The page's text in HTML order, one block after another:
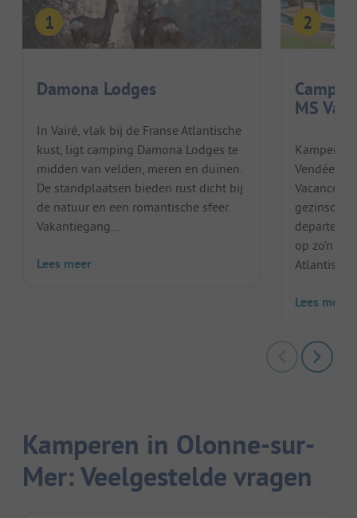
Damona Lodges
In Vairé, vlak bij de Franse Atlantische
kust, ligt camping Damona Lodges te
midden van velden, meren en duinen.
De standplaatsen bieden rust dicht bij
de natuur en een romantische sfeer.
Vakantiegang...
Lees meer
MS
Kamperen
Vendée
Vacances
op zo’n
Atlantische
Lees meer
Kamperen in Olonne-sur-
Mer: Veelgestelde vragen